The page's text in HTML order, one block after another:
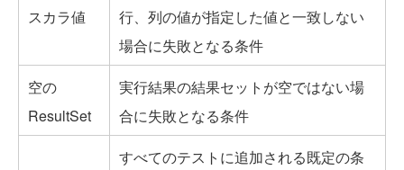
スカラ値
行、列の値が指定した値と一致しない
場合に失敗となる条件
空の
ResultSet
実行結果の結果セットが空ではない場
合に失敗となる条件
すべてのテストに追加される既定の条